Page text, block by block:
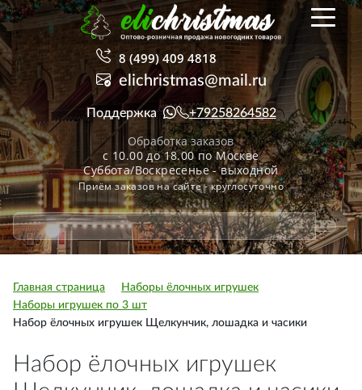
8 (499) 409 4818
elichristmas@mail.ru
Поддержка +79258264582
Обработка заказов
с 10.00 до 18.00 по Москве
Суббота/Воскресенье - выходной
Приём заказов на сайте - круглосуточно
Главная страница
Наборы ёлочных игрушек
Наборы игрушек по 3 шт
Набор ёлочных игрушек Щелкунчик, лошадка и часики
Набор ёлочных игрушек